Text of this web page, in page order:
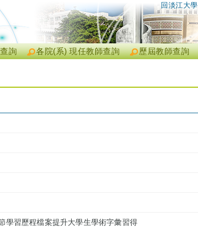
回淡江大學
歷屆教師查詢
各院(系) 現任教師查詢
詢
學習歷程檔案提升大學生學術字彙習得